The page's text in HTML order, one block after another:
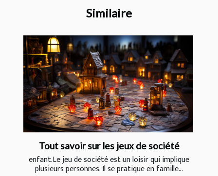
Similaire
Tout savoir sur les jeux de société
enfant.Le jeu de société est un loisir qui implique
plusieurs personnes. Il se pratique en famille...